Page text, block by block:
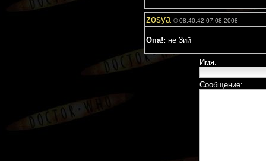
zosya © 08:40:42 07.08.2008
Опа!: не 3ий
Имя:
Сообщение: